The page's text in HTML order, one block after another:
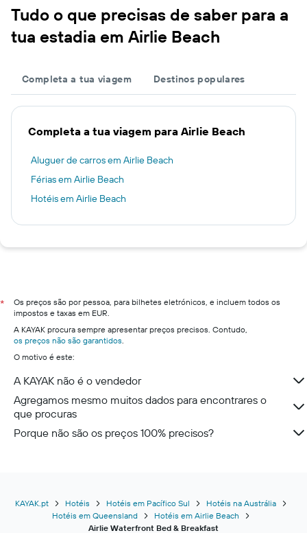
Tudo o que precisas de saber para a
tua estadia em Airlie Beach
Completa a tua viagem Destinos populares
Completa a tua viagem para Airlie Beach
Aluguer de carros em Airlie Beach
Férias em Airlie Beach
Hotéis em Airlie Beach
*
Os preços são por pessoa, para bilhetes eletrónicos, e incluem todos os
impostos e taxas em EUR.
A KAYAK procura sempre apresentar preços precisos. Contudo,
os preços não são garantidos.
O motivo é este:
A KAYAK não é o vendedor
Agregamos mesmo muitos dados para encontrares o
que procuras
Porque não são os preços 100% precisos?
KAYAK.pt Hotéis Hotéis em Pacífico Sul
Hotéis na Austrália
Hotéis em Queensland
Hotéis em Airlie Beach
Airlie Waterfront Bed & Breakfast